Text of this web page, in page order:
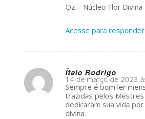
Oz – Núcleo Flor Divina
Acesse para responder
Ítalo Rodrigo
s
ays:
14 de março de 2023
Sempre é bom ler
trazidas pelos Mestres
dedicaram sua vida
divina.